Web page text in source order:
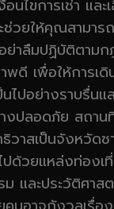
นไขการเช่า และ
วยให้คุณสามาร
าลืมปฏิบัติตามก
พดี เพื่อให้การเดิ
ปอย่างราบรื่นแ
งปลอดภัย สถาน
วาสเป็นจังหวัด
ปด้วยแหล่งท่องเ
และประวัติศาส